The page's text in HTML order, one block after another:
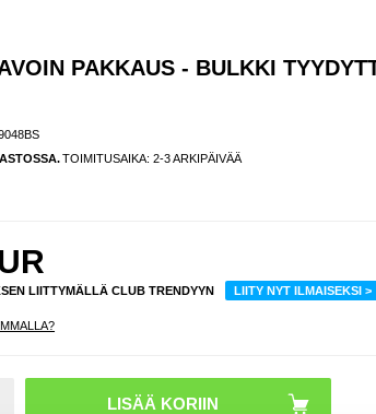
PAKKAUS - BULKKI
TOIMITUSAIKA: 2-3 ARKIPÄIVÄÄ
LIITTYMÄLLÄ CLUB TRENDYYN LIITY NYT ILMAISEKSI >